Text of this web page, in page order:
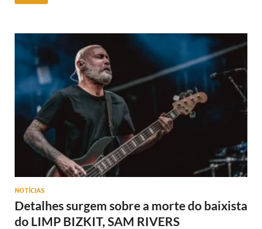
NOTÍCIAS
Detalhes surgem sobre a morte do baixista
do LIMP BIZKIT, SAM RIVERS